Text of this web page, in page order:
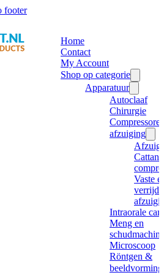
footer
Home
Contact
My Account
Shop op categorie
Apparatuur
Autoclaaf
Chirurgie
afzuiging
Cattani
Vaste
Intraorale
Meng en
Microscoop
Röntgen &
beeldvorming